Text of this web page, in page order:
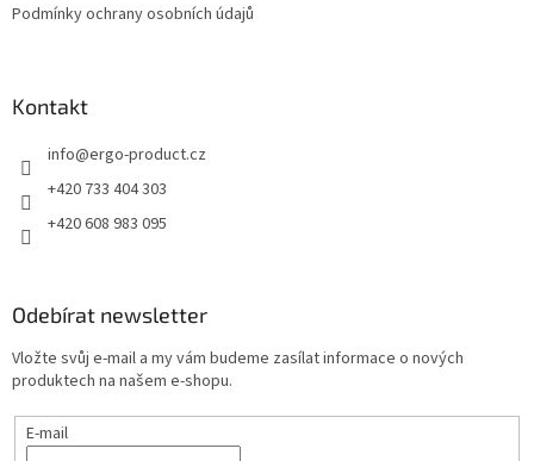
Podmínky ochrany osobních údajů
Kontakt
info@ergo-product.cz
+420 733 404 303
+420 608 983 095
Odebírat newsletter
Vložte svůj e-mail a my vám budeme zasílat informace o nových
produktech na našem e-shopu.
E-mail